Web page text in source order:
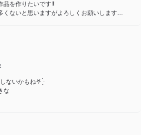
品を作りたいです!!
ないと思いますがよろしくお願いします！
ないかもね‎𖤐 ̖́-‬
な